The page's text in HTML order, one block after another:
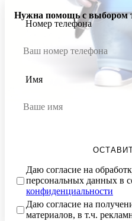
Нужна помощь с выбором
Номер телефона
Имя
Даю согласие на
персональных данных в
конфиденциальности
Даю согласие на
материалов, в т.ч.